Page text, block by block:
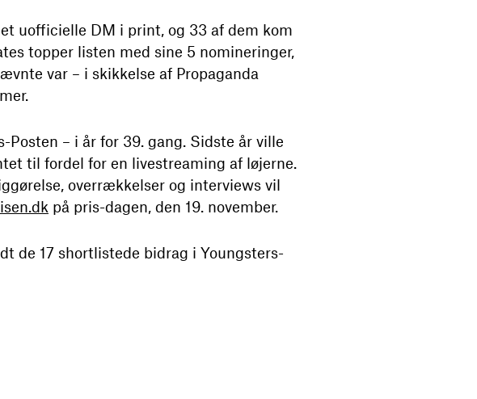
uofficielle DM i print, og 33 af dem kom
topper listen med sine 5 nomineringer,
var – i skikkelse af Propaganda
– i år for 39. gang. Sidste år ville
til fordel for en livestreaming af løjerne.
overrækkelser og interviews vil
på pris-dagen, den 19. november.
de 17 shortlistede bidrag i Youngsters-